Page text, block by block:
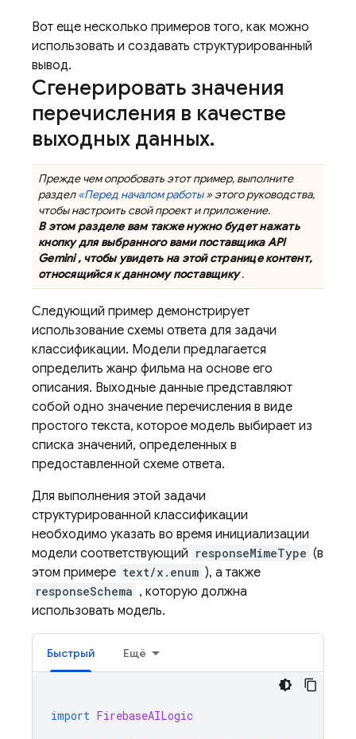
Вот еще несколько примеров того, как можно
использовать и создавать структурированный
вывод.
Сгенерировать значения
перечисления в качестве
выходных данных.
Прежде чем опробовать этот пример, выполните
раздел«Перед началом работы» этого руководства,
чтобы настроить свой проект и приложение.
В этом разделе вам также нужно будет нажать
кнопку для выбранного вами поставщикаAPI
Gemini, чтобы увидеть на этой странице контент,
относящийся к данному поставщику.
Следующий пример демонстрирует
использование схемы ответа для задачи
классификации. Модели предлагается
определить жанр фильма на основе его
описания. Выходные данные представляют
собой одно значение перечисления в виде
простого текста, которое модель выбирает из
списка значений, определенных в
предоставленной схеме ответа.
Для выполнения этой задачи
структурированной классификации
необходимо указать во время инициализации
модели соответствующий responseMimeType (в
этом примере text/x.enum ), а также
responseSchema , которую должна
использовать модель.
Быстрый Ещё
import FirebaseAILogic